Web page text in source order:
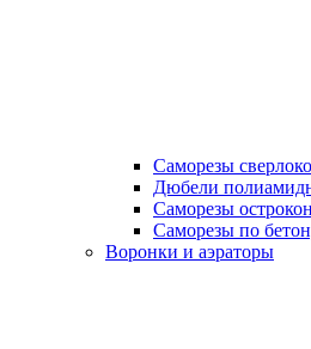
Саморезы
Дюбели
Саморезы
Саморезы по
Воронки и аэраторы